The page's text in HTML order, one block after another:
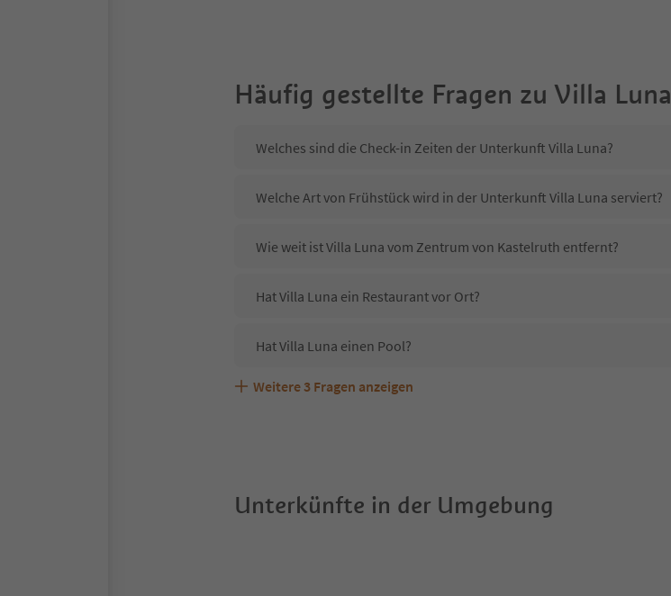
Häufig gestellte Fragen zu Villa Luna
Welches sind die Check-in Zeiten der Unterkunft Villa Luna?
Welche Art von Frühstück wird in der Unterkunft Villa Luna serviert?
Wie weit ist Villa Luna vom Zentrum von Kastelruth entfernt?
Hat Villa Luna ein Restaurant vor Ort?
Hat Villa Luna einen Pool?
Sind Haustiere in der Unterkunft Villa Luna erlaubt?
Welche Services bietet Villa Luna?
Weitere 3 Fragen anzeigen
Unterkünfte in der Umgebung